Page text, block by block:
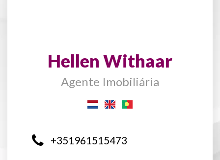
Hellen Withaar
Agente Imobiliária
+351961515473